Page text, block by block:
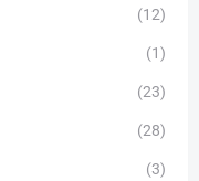
(12)
(1)
(23)
(28)
(3)